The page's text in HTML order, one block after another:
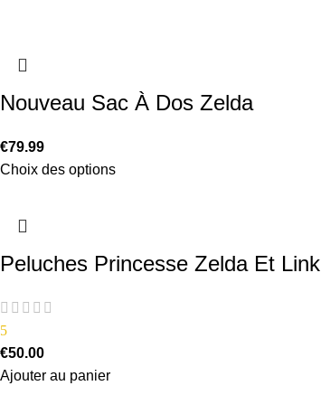
Nouveau Sac À Dos Zelda
€79.99
Choix des options
Peluches Princesse Zelda Et Link
5
€50.00
Ajouter au panier